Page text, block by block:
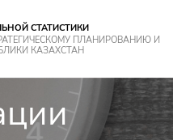
СТАТИСТИКИ
ПЛАНИРОВАНИЮ И
КАЗАХСТАН